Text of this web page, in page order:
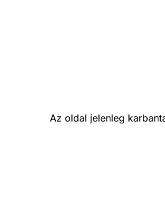
Az oldal jelenleg